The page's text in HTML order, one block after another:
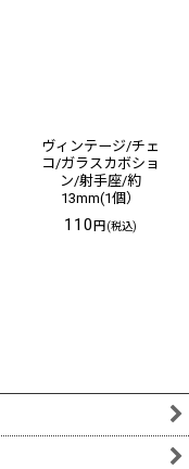
ヴィンテージ/チェ
コ/ガラスカボショ
ン/射手座/約
13mm(1個）
110円(税込)